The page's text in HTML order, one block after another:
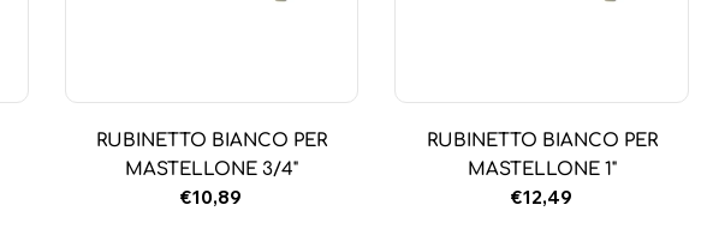
RUBINETTO BIANCO PER
MASTELLONE 3/4"
Prezzo
€10,89
RUBINETTO BIANCO PER
MASTELLONE 1"
Prezzo
€12,49